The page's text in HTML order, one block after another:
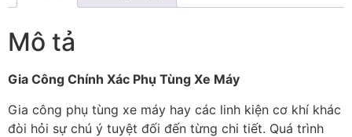
Mô tả
Gia Công Chính Xác Phụ Tùng Xe Máy
Gia công phụ tùng xe máy hay các linh kiện cơ khí khác
đòi hỏi sự chú ý tuyệt đối đến từng chi tiết. Quá trình